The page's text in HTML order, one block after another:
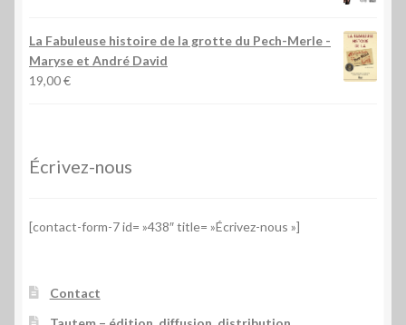
La Fabuleuse histoire de la grotte du Pech-Merle -
Maryse et André David
19,00€
Écrivez-nous
[contact-form-7 id= »438″ title= »Écrivez-nous »]
Contact